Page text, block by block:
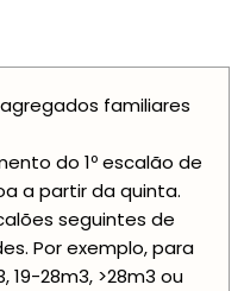
familiares
do 1º escalão de
a partir da quinta.
seguintes de
Por exemplo, para
19-28m3, >28m3 ou